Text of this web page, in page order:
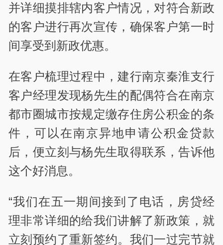
并详细摸排辖内客户情况，对符合新政
的客户进行再次宣传，确保客户第一时
间享受到新政优惠。
在客户梳理过程中，建行南京秦淮支行
客户经理发现杨先生的配偶符合在南京
都市圈城市按规定缴存住房公积金的条
件，可以在南京异地申请公积金贷款
后，便立刻与杨先生取得联系，告诉他
这个好消息。
“我们在五一期间接到了电话，房贷经
理非常详细的给我们讲解了新政策，就
立刻预约了重新签约。我们一过完节就